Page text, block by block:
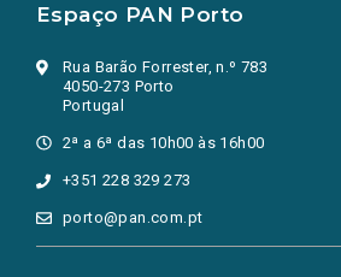
Espaço PAN Porto
Rua Barão Forrester, n.º 783
4050-273 Porto
Portugal
2ª a 6ª das 10h00 às 16h00
+351 228 329 273
porto@pan.com.pt